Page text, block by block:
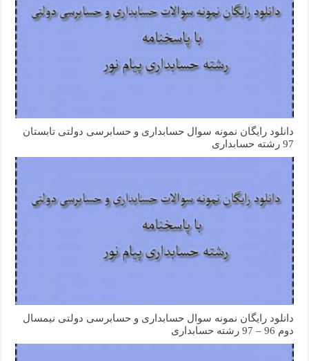
دانلود رایگان نمونه سوال حسابداری و حسابرسی دولتی تابستان
97 رشته حسابداری
دانلود رایگان نمونه سوال حسابداری و حسابرسی دولتی نیمسال
دوم 96 – 97 رشته حسابداری